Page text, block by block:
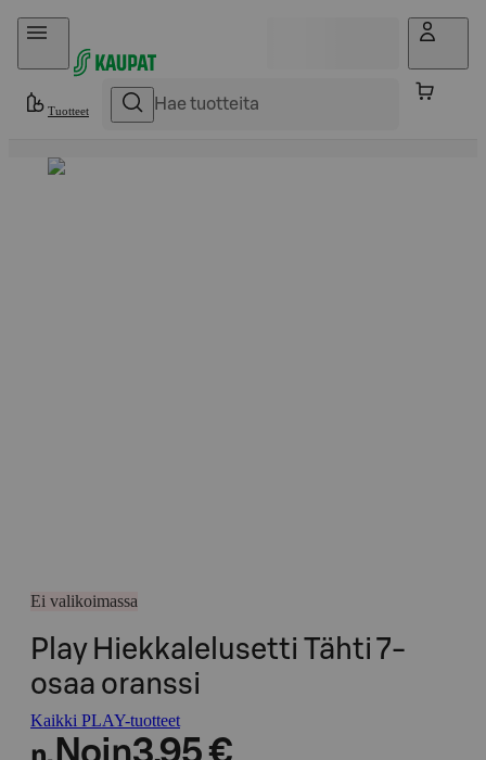
Hyppää sisältöön
Tuotteet
Ei valikoimassa
Play Hiekkalelusetti Tähti 7-
osaa oranssi
Kaikki PLAY-tuotteet
Noin3,95 €